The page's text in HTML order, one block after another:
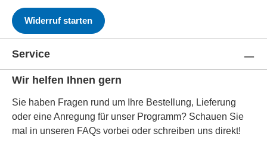
Widerruf starten
Service
Wir helfen Ihnen gern
Sie haben Fragen rund um Ihre Bestellung, Lieferung
oder eine Anregung für unser Programm? Schauen Sie
mal in unseren FAQs vorbei oder schreiben uns direkt!